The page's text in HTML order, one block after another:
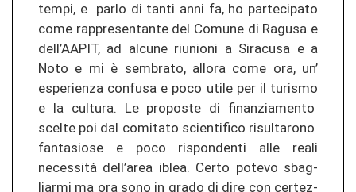
tempi, e parlo di tanti anni fa, ho par­te­ci­pa­to
come rap­pre­sen­tan­te del Co­mu­ne di Ra­gu­sa e
dell’AAPIT, ad al­cu­ne riu­nio­ni a Si­ra­cu­sa e a
Noto e mi è sem­bra­to, al­lo­ra come ora, un’
espe­rien­za con­fu­sa e poco utile per il tu­ris­mo
e la cul­tu­ra. Le pro­pos­te di fi­nan­zia­men­to
scel­te poi dal com­ita­to scien­ti­fi­co ri­sul­ta­ro­no
fan­ta­siose e poco ris­pon­den­ti alle reali
necessità dell’area iblea. Certo po­te­vo sbag­
liar­mi ma ora sono in grado di dire con cer­te­z­